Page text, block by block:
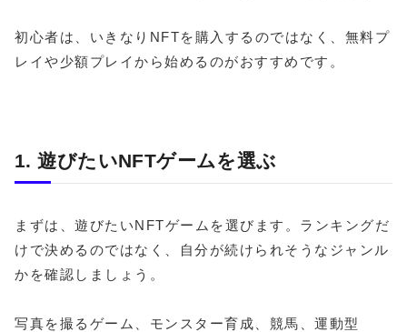
初心者は、いきなりNFTを購入するのではなく、無料プ
レイや少額プレイから始めるのがおすすめです。
1. 遊びたいNFTゲームを選ぶ
まずは、遊びたいNFTゲームを選びます。ランキングだ
けで決めるのではなく、自分が続けられそうなジャンル
かを確認しましょう。
写真を撮るゲーム、モンスター育成、競馬、運動型